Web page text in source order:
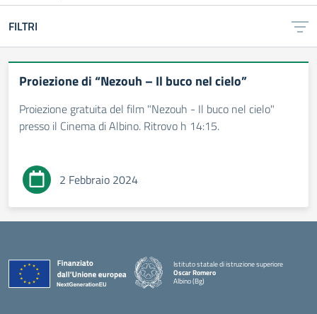
FILTRI
Proiezione di “Nezouh – Il buco nel cielo”
Proiezione gratuita del film "Nezouh - Il buco nel cielo"
presso il Cinema di Albino. Ritrovo h 14:15.
2 Febbraio 2024
Istituto statale di istruzione superiore
Oscar Romero
Albino (Bg)